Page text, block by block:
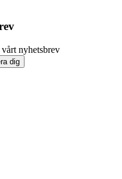
nyhetsbrev
dig